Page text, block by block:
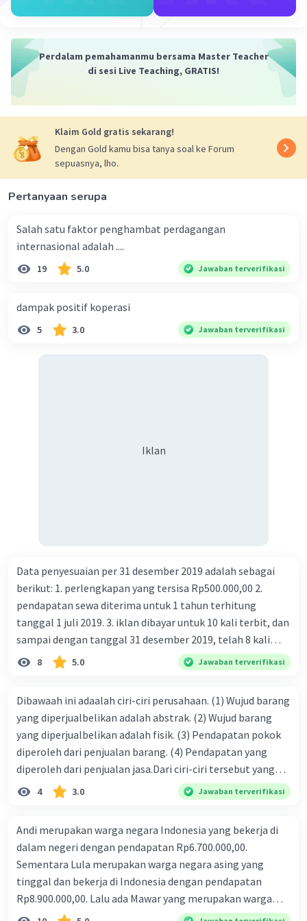
Perdalam pemahamanmu bersama Master Teacher
di sesi Live Teaching, GRATIS!
Klaim Gold gratis sekarang!
Dengan Gold kamu bisa tanya soal ke Forum
sepuasnya, lho.
Pertanyaan serupa
Salah satu faktor penghambat perdagangan
internasional adalah ....
19 5.0 Jawaban terverifikasi
dampak positif koperasi
5 3.0 Jawaban terverifikasi
Iklan
Data penyesuaian per 31 desember 2019 adalah sebagai
berikut: 1. perlengkapan yang tersisa Rp500.000,00 2.
pendapatan sewa diterima untuk 1 tahun terhitung
tanggal 1 juli 2019. 3. iklan dibayar untuk 10 kali terbit, dan
sampai dengan tanggal 31 desember 2019, telah 8 kali
terbit. 4. gaji terutang untuk periode berjalan sebesar
Rp800.000,00 dari data di atas, pencatatan jurnal pembalik
8 5.0 Jawaban terverifikasi
Dibawaah ini adaalah ciri-ciri perusahaan. (1) Wujud barang
yang diperjualbelikan adalah abstrak. (2) Wujud barang
yang diperjualbelikan adalah fisik. (3) Pendapatan pokok
diperoleh dari penjualan barang. (4) Pendapatan yang
diperoleh dari penjualan jasa.Dari ciri-ciri tersebut yang
merupakan ciri dari perusahaan dagang ditunjukan pada
nomor…. a. 1 dan 3 b. 3 dan 4 c. 2 dan 3 d. 1 dan 2 e. 2 dan 4
4 3.0 Jawaban terverifikasi
Andi merupakan warga negara Indonesia yang bekerja di
dalam negeri dengan pendapatan Rp6.700.000,00.
Sementara Lula merupakan warga negara asing yang
tinggal dan bekerja di Indonesia dengan pendapatan
Rp8.900.000,00. Lalu ada Mawar yang merupakan warga
negara Indonesia yang tinggal dan bekerja di luar negeri